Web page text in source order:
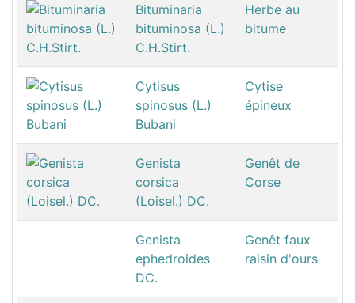
Bituminaria
bituminosa (L.)
C.H.Stirt.
Herbe au
bitume
Cytisus
spinosus (L.)
Bubani
Cytise
épineux
Genista
corsica
(Loisel.) DC.
Genêt de
Corse
Genista
ephedroides
DC.
Genêt faux
raisin d'ours